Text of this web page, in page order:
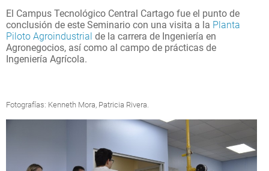
El Campus Tecnológico Central Cartago fue el punto de
conclusión de este Seminario con una visita a la Planta
Piloto Agroindustrial de la carrera de Ingeniería en
Agronegocios, así como al campo de prácticas de
Ingeniería Agrícola.
Fotografías: Kenneth Mora, Patricia Rivera.